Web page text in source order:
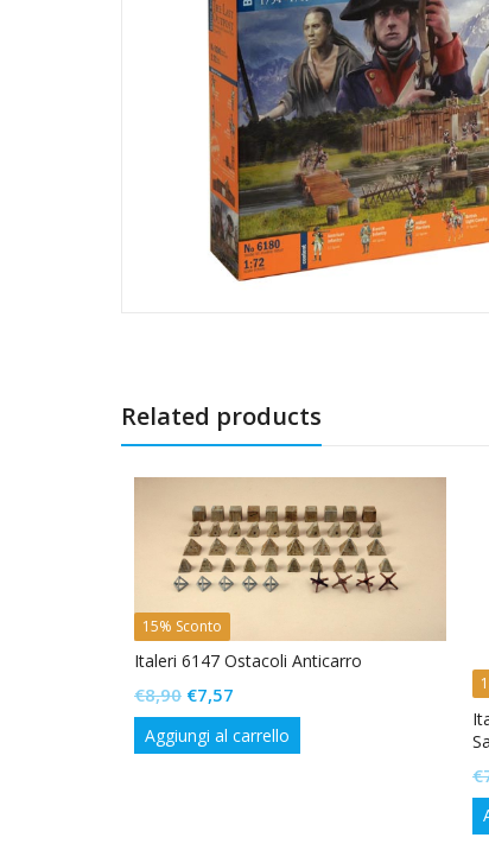
Related products
15% Sconto
Italeri 6147 Ostacoli Anticarro
€8,90 Il
prezzo
originale
€7,57
prezzo
attuale
Aggiungi al carrello
€